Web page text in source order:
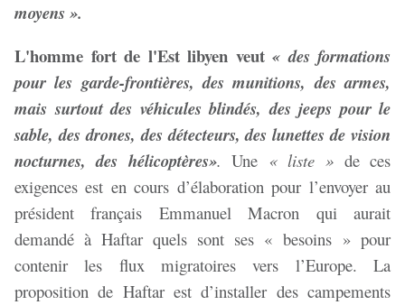
moyens ».
L'homme fort de l'Est libyen veut « des formations
pour les garde-frontières, des munitions, des armes,
mais surtout des véhicules blindés, des jeeps pour le
sable, des drones, des détecteurs, des lunettes de vision
nocturnes, des hélicoptères». Une « liste » de ces
exigences est en cours d’élaboration pour l’envoyer au
président français Emmanuel Macron qui aurait
demandé à Haftar quels sont ses « besoins » pour
contenir les flux migratoires vers l’Europe. La
proposition de Haftar est d’installer des campements